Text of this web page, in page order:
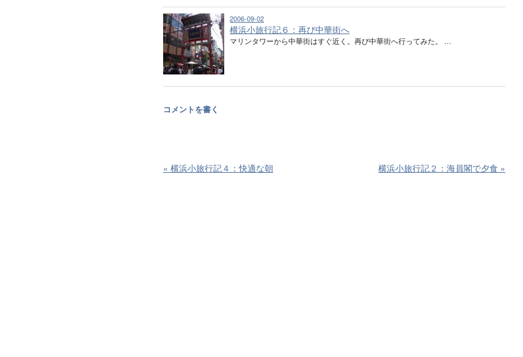
2006-09-02
横浜小旅行記６：再び中華街へ
マリンタワーから中華街はすぐ近く。再び中華街へ行ってみた。 …
コメントを書く
« 横浜小旅行記４：快適な朝 横浜小旅行記２：海員閣で夕食 »